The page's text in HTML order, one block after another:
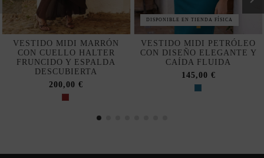
VESTIDO MIDI MARRÓN
CON CUELLO HALTER
FRUNCIDO Y ESPALDA
DESCUBIERTA
200,00 €
DISPONIBLE EN TIENDA FÍSICA
VESTIDO MIDI PETRÓLEO
CON DISEÑO ELEGANTE Y
CAÍDA FLUIDA
145,00 €